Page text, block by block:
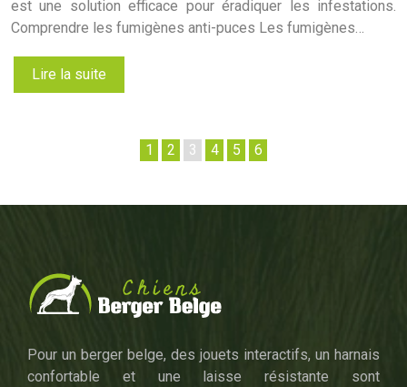
est une solution efficace pour éradiquer les infestations.
Comprendre les fumigènes anti-puces Les fumigènes…
Lire la suite
1 2 3 4 5 6
Pour un berger belge, des jouets interactifs, un harnais
confortable et une laisse résistante sont